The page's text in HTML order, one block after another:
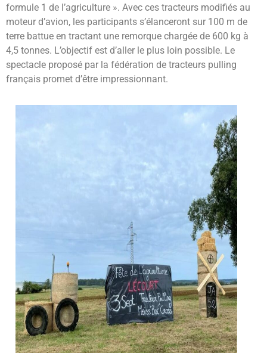
formule 1 de l’agriculture ». Avec ces tracteurs modifiés au
moteur d’avion, les participants s’élanceront sur 100 m de
terre battue en tractant une remorque chargée de 600 kg à
4,5 tonnes. L’objectif est d’aller le plus loin possible. Le
spectacle proposé par la fédération de tracteurs pulling
français promet d’être impressionnant.